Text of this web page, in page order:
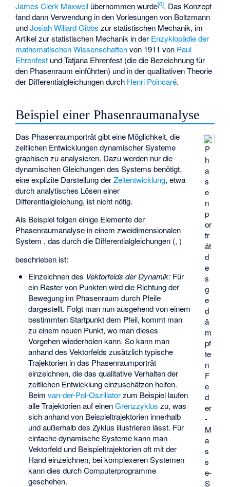
James Clerk Maxwell übernommen wurde[6]. Das Konzept
fand dann Verwendung in den Vorlesungen von Boltzmann
undJosiah Willard Gibbs zur statistischen Mechanik, im
Artikel zur statistischen Mechanik in der Enzyklopädie der
mathematischen Wissenschaftenvon 1911 von Paul
Ehrenfest undTatjana Ehrenfest (die die Bezeichnungfür
den Phasenraum einführten) und in der qualitativen Theorie
der Differentialgleichungen durch Henri Poincaré.
Beispiel einer Phasenraumanalyse
P
h
a
s
e
n
p
or
tr
ät
d
e
s
g
e
d
ä
m
pf
te
n
F
e
d
er
-
M
a
s
s
e-
S
Das Phasenraumporträt gibt eine Möglichkeit, die
zeitlichen Entwicklungen dynamischer Systeme
graphisch zu analysieren. Dazu werden nur die
dynamischen Gleichungen des Systems benötigt,
eine explizite Darstellung derZeitentwicklung, etwa
durch analytisches Lösen einer
Differentialgleichung, ist nicht nötig.
Als Beispiel folgen einige Elemente der
Phasenraumanalyse in einem zweidimensionalen
System , das durch die Differentialgleichungen (,)
beschrieben ist:
Einzeichnen des Vektorfelds der Dynamik:Für
ein Raster von Punkten wird die Richtung der
Bewegung im Phasenraum durch Pfeile
dargestellt. Folgt man nun ausgehend von einem
bestimmten Startpunkt dem Pfeil, kommt man
zu einem neuen Punkt, wo man dieses
Vorgehen wiederholen kann. So kann man
anhand des Vektorfelds zusätzlich typische
Trajektorien in das Phasenraumporträt
einzeichnen, die das qualitative Verhalten der
zeitlichen Entwicklung einzuschätzen helfen.
Beim van-der-Pol-Oszillatorzum Beispiel laufen
alle Trajektorien auf einenGrenzzyklus zu, was
sich anhand von Beispieltrajektorien innerhalb
und außerhalb des Zyklus illustrieren lässt. Für
einfache dynamische Systeme kann man
Vektorfeld und Beispieltrajektorien oft mit der
Hand einzeichnen, bei komplexeren Systemen
kann dies durch Computerprogramme
geschehen.